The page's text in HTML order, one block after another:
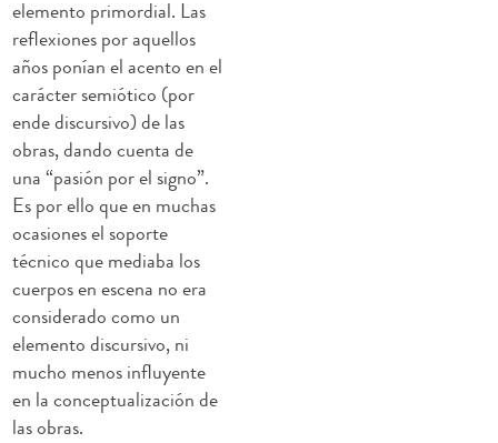
elemento primordial. Las
reflexiones por aquellos
años ponían el acento en el
carácter semiótico (por
ende discursivo) de las
obras, dando cuenta de
una “pasión por el signo”.
Es por ello que en muchas
ocasiones el soporte
técnico que mediaba los
cuerpos en escena no era
considerado como un
elemento discursivo, ni
mucho menos influyente
en la conceptualización de
las obras.